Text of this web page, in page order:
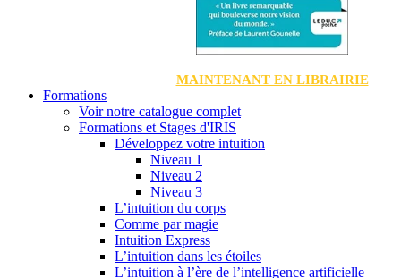
MAINTENANT EN LIBRAIRIE
Formations
Voir notre catalogue complet
Formations et Stages d'IRIS
Développez votre intuition
Niveau 1
Niveau 2
Niveau 3
L’intuition du corps
Comme par magie
Intuition Express
L’intuition dans les étoiles
L’intuition à l’ère de l’intelligence artificielle